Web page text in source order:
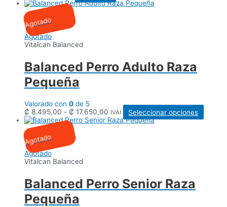
Agotado
Agotado
Vitalcan Balanced
Balanced Perro Adulto Raza
Pequeña
Valorado con 0 de 5
₡ 8.495,00 - ₡ 17.650,00 Rango
de
IVAI Seleccionar opciones
Agotado
Agotado
Vitalcan Balanced
Balanced Perro Senior Raza
Pequeña